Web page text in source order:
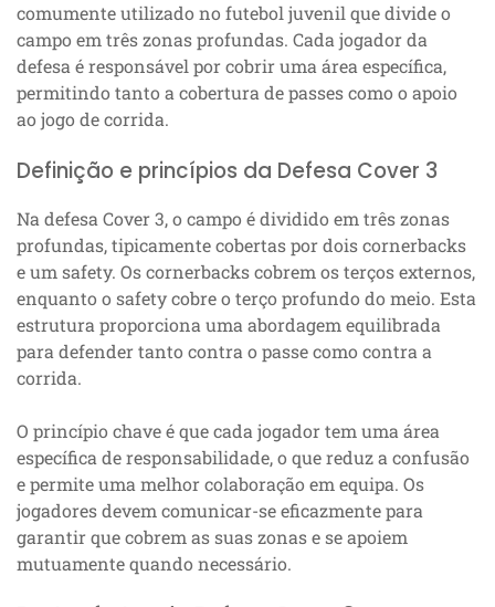
comumente utilizado no futebol juvenil que divide o
campo em três zonas profundas. Cada jogador da
defesa é responsável por cobrir uma área específica,
permitindo tanto a cobertura de passes como o apoio
ao jogo de corrida.
Definição e princípios da Defesa Cover 3
Na defesa Cover 3, o campo é dividido em três zonas
profundas, tipicamente cobertas por dois cornerbacks
e um safety. Os cornerbacks cobrem os terços externos,
enquanto o safety cobre o terço profundo do meio. Esta
estrutura proporciona uma abordagem equilibrada
para defender tanto contra o passe como contra a
corrida.
O princípio chave é que cada jogador tem uma área
específica de responsabilidade, o que reduz a confusão
e permite uma melhor colaboração em equipa. Os
jogadores devem comunicar-se eficazmente para
garantir que cobrem as suas zonas e se apoiem
mutuamente quando necessário.